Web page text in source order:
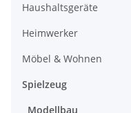
Haushaltsgeräte
Heimwerker
Möbel & Wohnen
Spielzeug
Modellbau